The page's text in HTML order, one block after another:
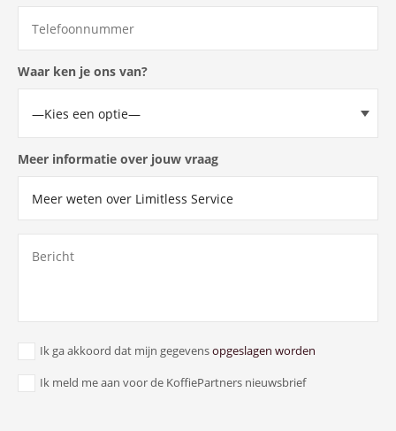
Waar ken je ons van?
Meer informatie over jouw vraag
Ik ga akkoord dat mijn gegevensopgeslagen worden
Ik meld me aan voor de KoffiePartners nieuwsbrief